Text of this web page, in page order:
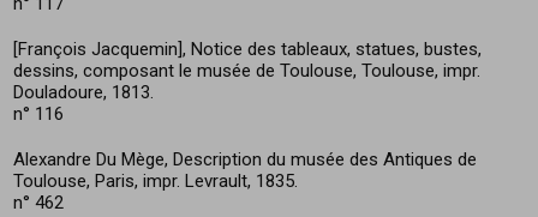
[François Jacquemin], Notice des tableaux, statues, bustes,
dessins, composant le musée de Toulouse, Toulouse, impr.
Douladoure, 1813.
n° 116
Alexandre Du Mège, Description du musée des Antiques de
Toulouse, Paris, impr. Levrault, 1835.
n° 462